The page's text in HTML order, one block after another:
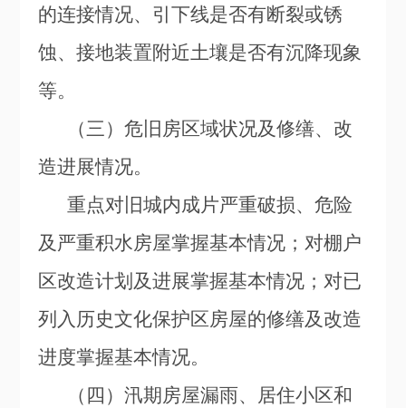
的连接情况、引下线是否有断裂或锈
蚀、接地装置附近土壤是否有沉降现象
等。
（三）危旧房区域状况及修缮、改
造进展情况。
重点对旧城内成片严重破损、危险
及严重积水房屋掌握基本情况；对棚户
区改造计划及进展掌握基本情况；对已
列入历史文化保护区房屋的修缮及改造
进度掌握基本情况。
（四）汛期房屋漏雨、居住小区和